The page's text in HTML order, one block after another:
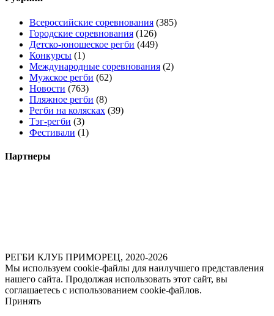
Всероссийские соревнования (385)
Городские соревнования (126)
Детско-юношеское регби (449)
Конкурсы (1)
Международные соревнования (2)
Мужское регби (62)
Новости (763)
Пляжное регби (8)
Регби на колясках (39)
Тэг-регби (3)
Фестивали (1)
Партнеры
РЕГБИ КЛУБ ПРИМОРЕЦ, 2020-2026
Мы используем cookie-файлы для наилучшего представления
нашего сайта. Продолжая использовать этот сайт, вы
соглашаетесь с использованием cookie-файлов.
Принять